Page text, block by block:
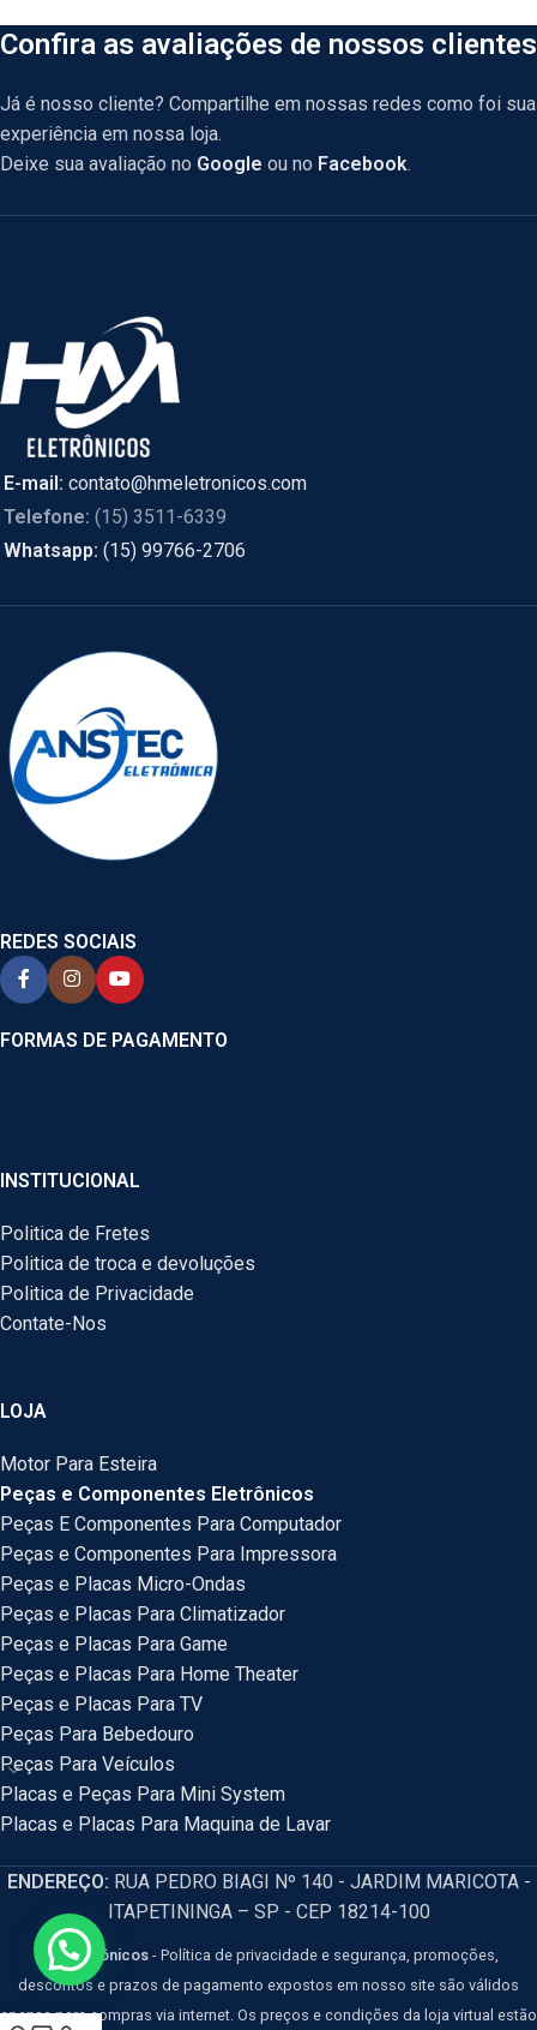
Confira as avaliações de nossos clientes
Já é nosso cliente? Compartilhe em nossas redes como foi sua
experiência em nossa loja.
Deixe sua avaliação no Google ou no Facebook.
E-mail: contato@hmeletronicos.com
Telefone: (15) 3511-6339
Whatsapp: (15) 99766-2706
REDES SOCIAIS
FORMAS DE PAGAMENTO
INSTITUCIONAL
Politica de Fretes
Politica de troca e devoluções
Politica de Privacidade
Contate-Nos
LOJA
Motor Para Esteira
Peças e Componentes Eletrônicos
Peças E Componentes Para Computador
Peças e Componentes Para Impressora
Peças e Placas Micro-Ondas
Peças e Placas Para Climatizador
Peças e Placas Para Game
Peças e Placas Para Home Theater
Peças e Placas Para TV
Peças Para Bebedouro
Peças Para Veículos
Placas e Peças Para Mini System
Placas e Placas Para Maquina de Lavar
ENDEREÇO: RUA PEDRO BIAGI Nº 140 - JARDIM MARICOTA -
ITAPETININGA – SP - CEP 18214-100
HM Eletrônicos - Política de privacidade e segurança, promoções,
descontos e prazos de pagamento expostos em nosso site são válidos
apenas para compras via internet. Os preços e condições da loja virtual estão